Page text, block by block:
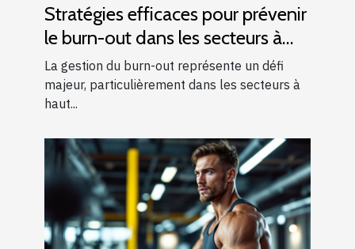
Stratégies efficaces pour prévenir
le burn-out dans les secteurs à
haut risque
La gestion du burn-out représente un défi
majeur, particulièrement dans les secteurs à
haut...